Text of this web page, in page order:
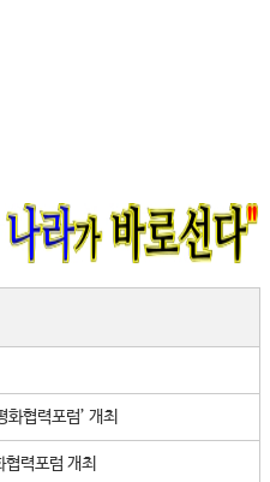
협력포럼’ 개최
력포럼 개최